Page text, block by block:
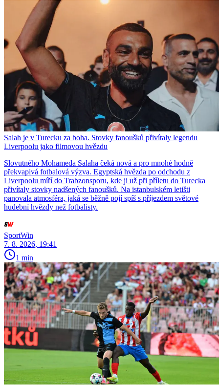
Salah je v Turecku za boha. Stovky fanoušků přivítaly legendu
Liverpoolu jako filmovou hvězdu
Slovutného Mohameda Salaha čeká nová a pro mnohé hodně
překvapivá fotbalová výzva. Egyptská hvězda po odchodu z
Liverpoolu míří do Trabzonsporu, kde ji už při příletu do Turecka
přivítaly stovky nadšených fanoušků. Na istanbulském letišti
panovala atmosféra, jaká se běžně pojí spíš s příjezdem světové
hudební hvězdy než fotbalisty.
SportWin
7. 8. 2026, 19:41
1 min